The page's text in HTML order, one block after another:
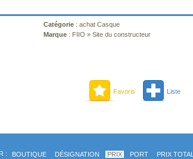
Catégorie : achat Casque
Marque : FIIO » Site du constructeur
Favoris Liste
: BOUTIQUE DÉSIGNATION PRIX PORT PRIX TOTAL